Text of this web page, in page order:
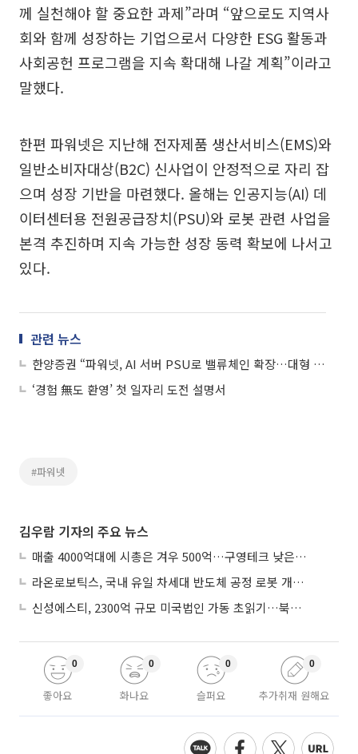
께 실천해야 할 중요한 과제”라며 “앞으로도 지역사
회와 함께 성장하는 기업으로서 다양한 ESG 활동과
사회공헌 프로그램을 지속 확대해 나갈 계획”이라고
말했다.
한편 파워넷은 지난해 전자제품 생산서비스(EMS)와
일반소비자대상(B2C) 신사업이 안정적으로 자리 잡
으며 성장 기반을 마련했다. 올해는 인공지능(AI) 데
이터센터용 전원공급장치(PSU)와 로봇 관련 사업을
본격 추진하며 지속 가능한 성장 동력 확보에 나서고
있다.
관련 뉴스
한양증권 “파워넷, AI 서버 PSU로 밸류체인 확장…대형 고객사 확대 본격화”
‘경험 無도 환영’ 첫 일자리 도전 설명서
#파워넷
김우람 기자의 주요 뉴스
매출 4000억대에 시총은 겨우 500억…구영테크 낮은 몸값에 저가 승계 마무리
라온로보틱스, 국내 유일 차세대 반도체 공정 로봇 개발 ‘고객사 테스트 진행’
신성에스티, 2300억 규모 미국법인 가동 초읽기…북미 ESS 공략 본격화
좋아요
0
화나요
0
슬퍼요
0
추가취재 원해요
0